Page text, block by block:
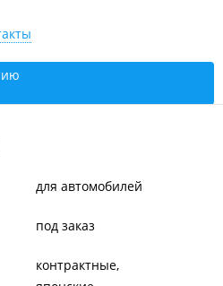
для автомобилей
под заказ
контрактные